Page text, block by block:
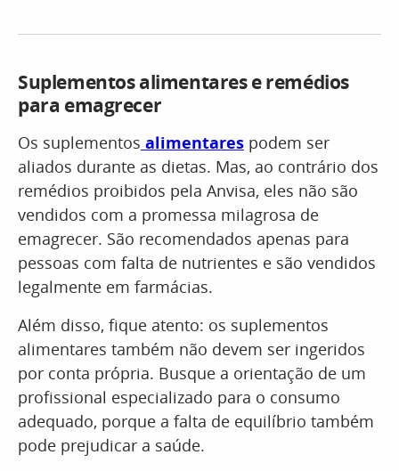
Suplementos alimentares e remédios
para emagrecer
Os suplementos alimentares podem ser
aliados durante as dietas. Mas, ao contrário dos
remédios proibidos pela Anvisa, eles não são
vendidos com a promessa milagrosa de
emagrecer. São recomendados apenas para
pessoas com falta de nutrientes e são vendidos
legalmente em farmácias.
Além disso, fique atento: os suplementos
alimentares também não devem ser ingeridos
por conta própria. Busque a orientação de um
profissional especializado para o consumo
adequado, porque a falta de equilíbrio também
pode prejudicar a saúde.